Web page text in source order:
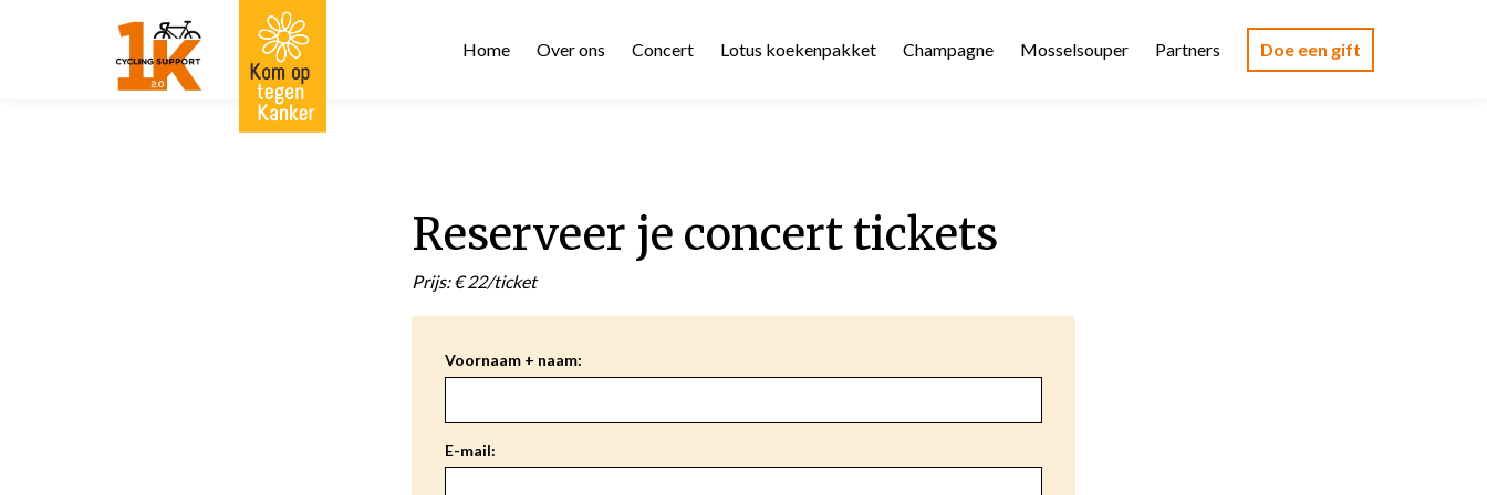
Home Over ons Concert Lotus koekenpakket Champagne Mosselsouper Partners Doe een gift
Reserveer je concert tickets
Prijs: € 22/ticket
Voornaam + naam:
E-mail: